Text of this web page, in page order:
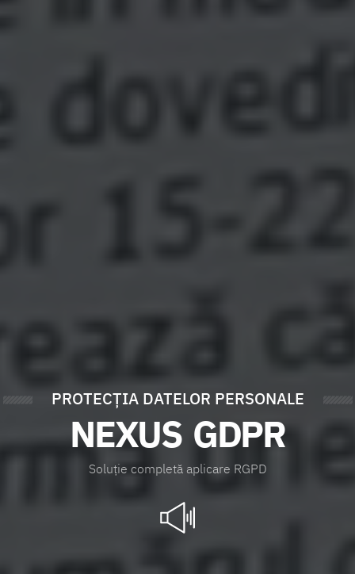
PROTECŢIA DATELOR PERSONALE
NEXUS GDPR
Soluţie completă aplicare RGPD